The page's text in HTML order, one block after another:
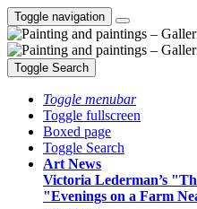
Toggle navigation
Toggle Search
Toggle menubar
Toggle fullscreen
Boxed page
Toggle Search
Art News
Victoria Lederman’s
"Evenings on a Farm